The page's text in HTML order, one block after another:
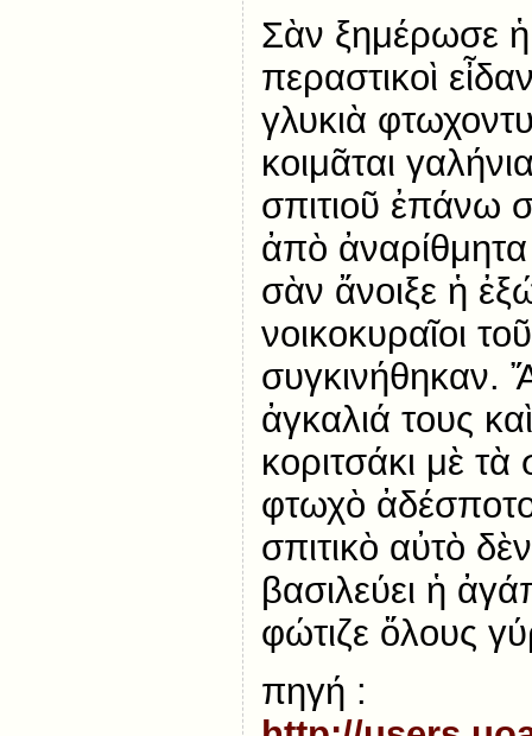
Σὰν ξημέρωσε
περαστικοὶ
γλυκιὰ
κοιμᾶται
σπιτιοῦ ἐπάνω
ἀπὸ
σὰν ἄνοιξε ἡ
νοικοκυραῖοι
συγκινήθηκαν.
ἀγκαλιά τους
κοριτσάκι μὲ τὰ
φτωχὸ
σπιτικὸ αὐτὸ
βασιλεύει ἡ
φώτιζε ὅλους
πηγή :